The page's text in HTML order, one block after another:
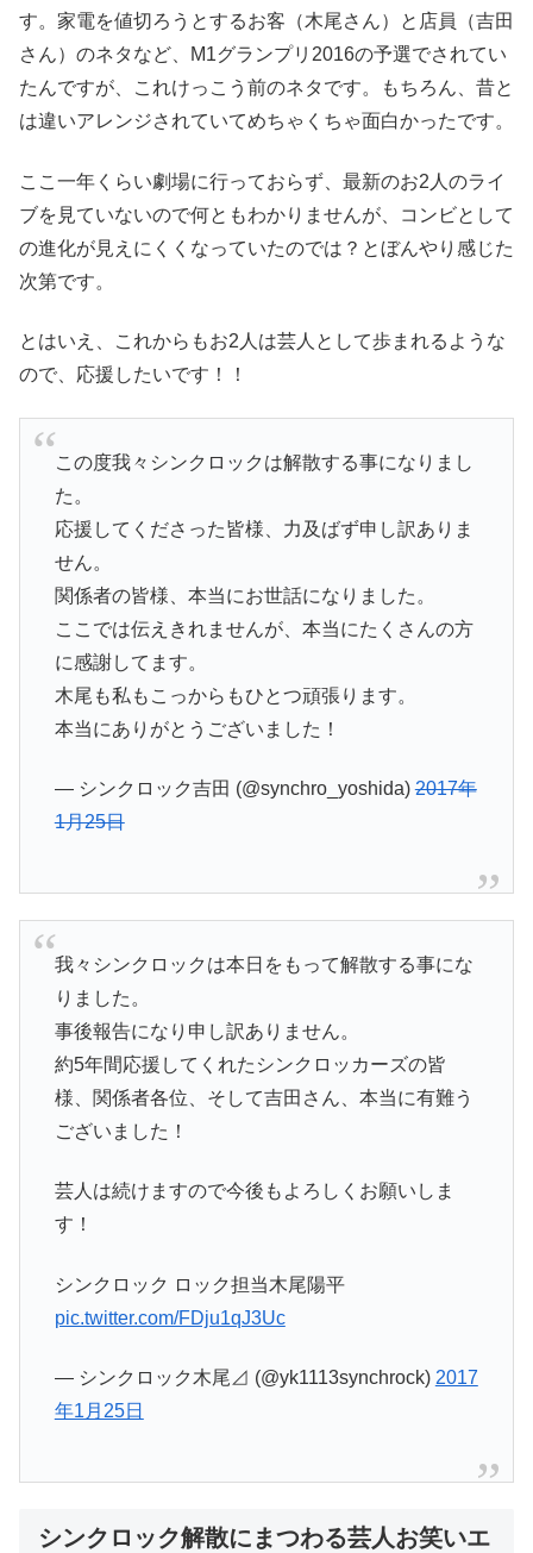
す。家電を値切ろうとするお客（木尾さん）と店員（吉田
さん）のネタなど、M1グランプリ2016の予選でされてい
たんですが、これけっこう前のネタです。もちろん、昔と
は違いアレンジされていてめちゃくちゃ面白かったです。
ここ一年くらい劇場に行っておらず、最新のお2人のライ
ブを見ていないので何ともわかりませんが、コンビとして
の進化が見えにくくなっていたのでは？とぼんやり感じた
次第です。
とはいえ、これからもお2人は芸人として歩まれるような
ので、応援したいです！！
この度我々シンクロックは解散する事になりまし
た。
応援してくださった皆様、力及ばず申し訳ありま
せん。
関係者の皆様、本当にお世話になりました。
ここでは伝えきれませんが、本当にたくさんの方
に感謝してます。
木尾も私もこっからもひとつ頑張ります。
本当にありがとうございました！
— シンクロック吉田 (@synchro_yoshida)2017年
1月25日
我々シンクロックは本日をもって解散する事にな
りました。
事後報告になり申し訳ありません。
約5年間応援してくれたシンクロッカーズの皆
様、関係者各位、そして吉田さん、本当に有難う
ございました！
芸人は続けますので今後もよろしくお願いしま
す！
シンクロック ロック担当木尾陽平
pic.twitter.com/FDju1qJ3Uc
— シンクロック木尾⊿ (@yk1113synchrock) 2017
年1月25日
シンクロック解散にまつわる芸人お笑いエ